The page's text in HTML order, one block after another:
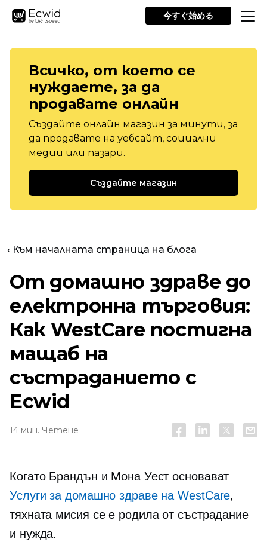
今すぐ始める
Всичко, от което се
нуждаете, за да
продавате онлайн
Създайте онлайн магазин за минути, за
да продавате на уебсайт, социални
медии или пазари.
Създайте магазин
‹ Към началната страница на блога
От домашно здраве до
електронна търговия:
Как WestCare постигна
мащаб на
състраданието с
Ecwid
14 мин. Четене
Когато Брандън и Мона Уест основават
Услуги за домашно здраве на WestCare,
тяхната мисия се е родила от състрадание
и нужда.